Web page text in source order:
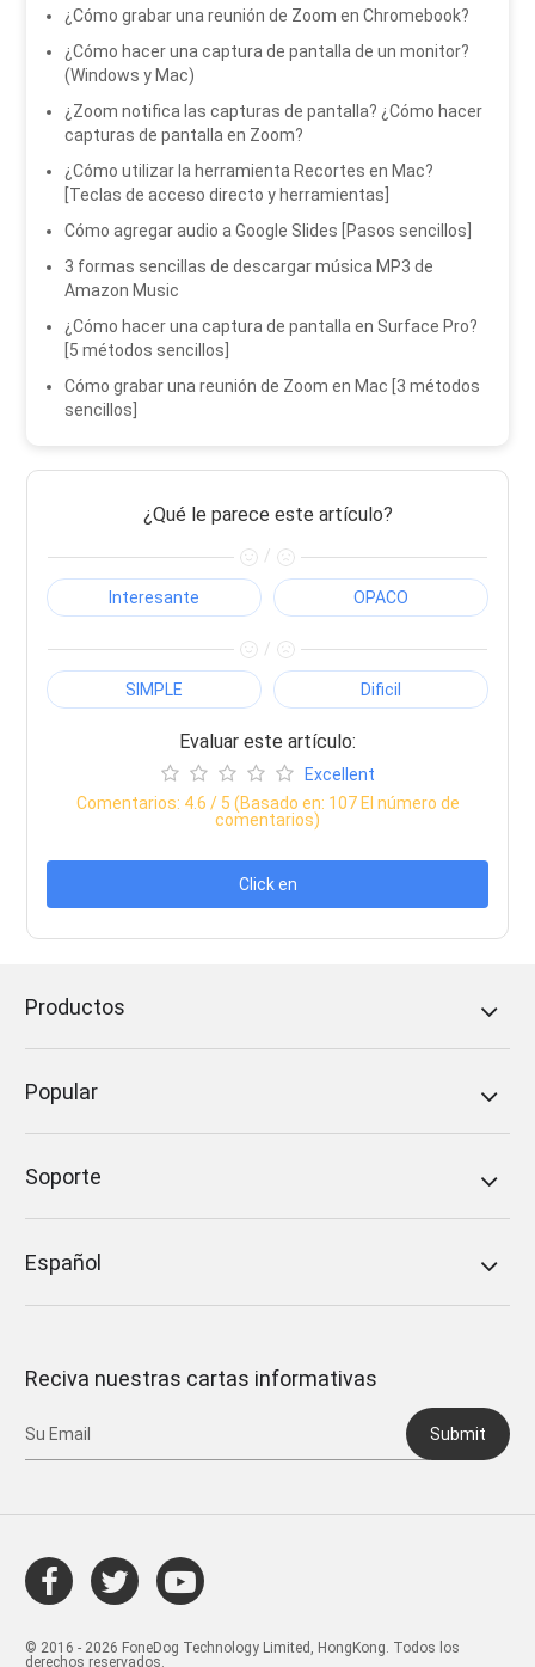
¿Cómo grabar una reunión de Zoom en Chromebook?
¿Cómo hacer una captura de pantalla de un monitor?
(Windows y Mac)
¿Zoom notifica las capturas de pantalla? ¿Cómo hacer
capturas de pantalla en Zoom?
¿Cómo utilizar la herramienta Recortes en Mac?
[Teclas de acceso directo y herramientas]
Cómo agregar audio a Google Slides [Pasos sencillos]
3 formas sencillas de descargar música MP3 de
Amazon Music
¿Cómo hacer una captura de pantalla en Surface Pro?
[5 métodos sencillos]
Cómo grabar una reunión de Zoom en Mac [3 métodos
sencillos]
¿Qué le parece este artículo?
/
Interesante OPACO
/
SIMPLE Dificil
Evaluar este artículo:
Excellent
Comentarios: 4.6 / 5 (Basado en: 107El número de
comentarios)
Click en
Productos
Popular
Soporte
Español
Reciva nuestras cartas informativas
Submit
© 2016 - 2026 FoneDog Technology Limited, HongKong. Todos los
derechos reservados.